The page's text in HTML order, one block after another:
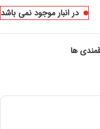
در انبار موجود نمی باشد
ها